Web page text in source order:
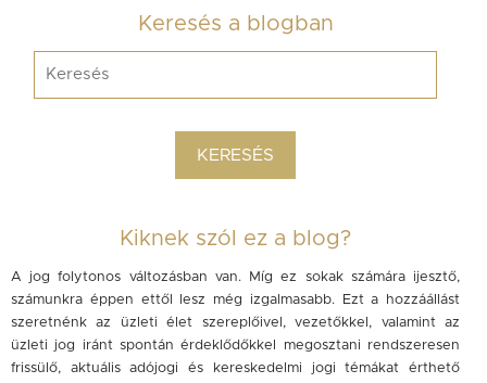
Keresés a blogban
Kiknek szól ez a blog?
A jog folytonos változásban van. Míg ez sokak számára ijesztő,
számunkra éppen ettől lesz még izgalmasabb. Ezt a hozzáállást
szeretnénk az üzleti élet szereplőivel, vezetőkkel, valamint az
üzleti jog iránt spontán érdeklődőkkel megosztani rendszeresen
frissülő, aktuális adójogi és kereskedelmi jogi témákat érthető